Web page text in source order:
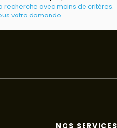
recherche avec moins de critères.
votre demande
NOS SERVICES